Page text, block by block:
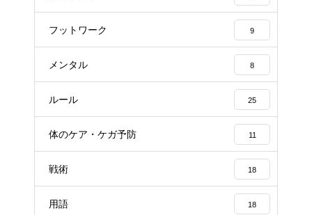
フットワーク 9
メンタル 8
ルール 25
体のケア・ケガ予防 11
戦術 18
用語 18